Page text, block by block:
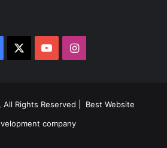
Facebook YouTubeInstagram
Rights Reserved | Best Website
company